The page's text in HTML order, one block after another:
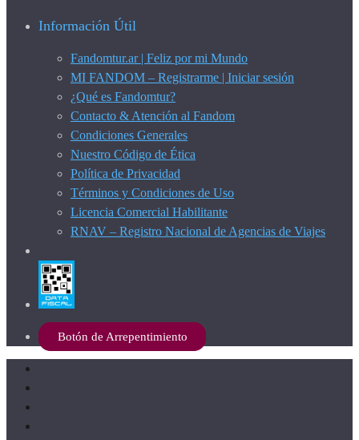
Información Útil
Fandomtur.ar | Feliz por mi Mundo
MI FANDOM – Registrarme | Iniciar sesión
¿Qué es Fandomtur?
Contacto & Atención al Fandom
Condiciones Generales
Nuestro Código de Ética
Política de Privacidad
Términos y Condiciones de Uso
Licencia Comercial Habilitante
RNAV – Registro Nacional de Agencias de Viajes
Botón de Arrepentimiento